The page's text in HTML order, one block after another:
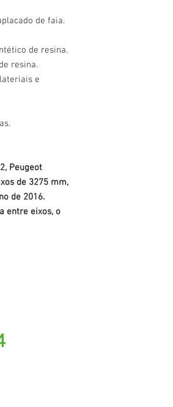
de faia.
de resina.
resina.
e
Peugeot
de 3275 mm,
de 2016.
entre eixos, o